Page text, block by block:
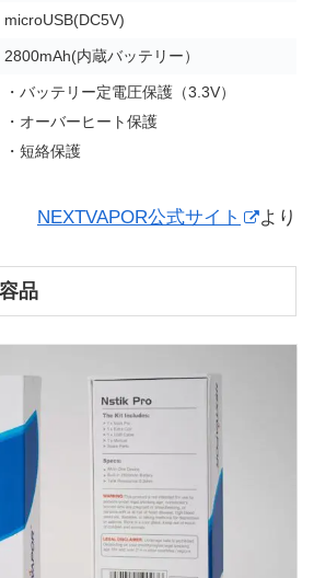
microUSB(DC5V)
2800mAh(内蔵バッテリー）
・バッテリー定電圧保護（3.3V）
・オーバーヒート保護
・短絡保護
NEXTVAPOR公式サイト より
品